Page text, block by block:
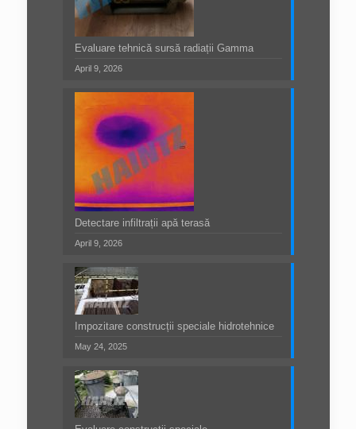
Evaluare tehnică sursă radiații Gamma
April 9, 2026
Detectare infiltrații apă terasă
April 9, 2026
Impozitare construcții speciale hidrotehnice
May 24, 2025